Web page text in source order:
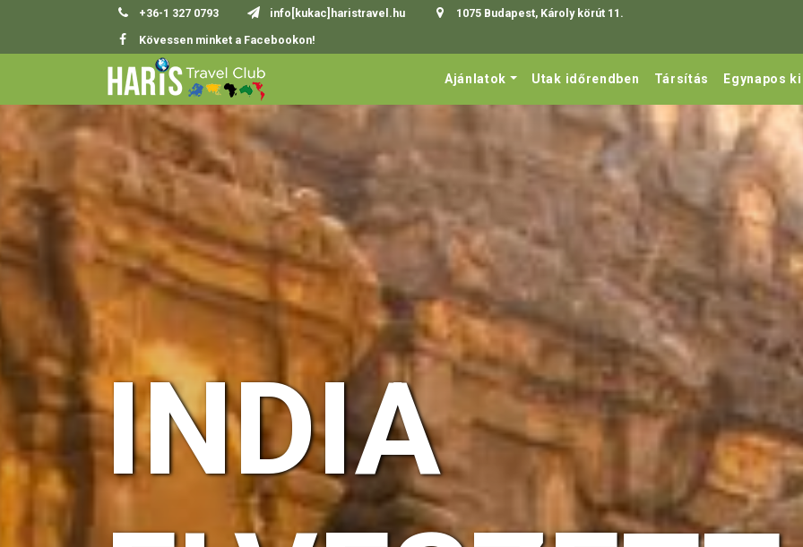
+36-1 327 0793 info[kukac]haristravel.hu
1075 Budapest, Károly körút 11.
Kövessen minket a Facebookon!
Ajánlatok Utak időrendben Társítás Egynapos
INDIA